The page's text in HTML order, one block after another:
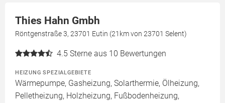
Thies Hahn Gmbh
Röntgenstraße 3, 23701 Eutin (21km von 23701 Selent)
4.5 Sterne aus 10 Bewertungen
HEIZUNG SPEZIALGEBIETE
Wärmepumpe, Gasheizung, Solarthermie, Ölheizung,
Pelletheizung, Holzheizung, Fußbodenheizung,